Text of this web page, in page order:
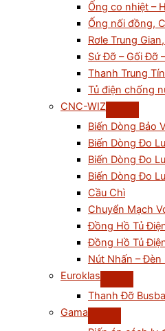
Ống co nhiệt –
Ống nối đồng,
Rơle Trung
Sứ Đỡ – Gối Đỡ
Thanh Trung
Tủ điện chống
CNC-WIZ
Biến Dòng Bảo
Biến Dòng Đo
Biến Dòng Đo
Biến Dòng Đo
Cầu Chì
Chuyển Mạch
Đồng Hồ Tủ
Đồng Hồ Tủ
Nút Nhấn – Đèn
Euroklas
Thanh Đỡ
Gama